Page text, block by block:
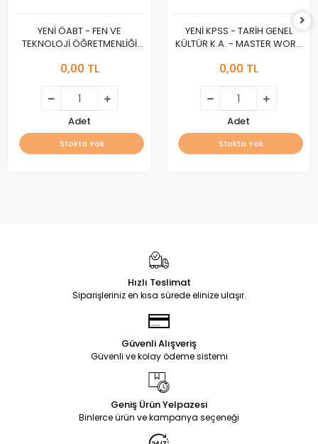
YENİ ÖABT - FEN VE
TEKNOLOJİ ÖĞRETMENLİĞİ
0,00 TL
Adet
Stokta Yok
YENİ KPSS - TARİH GENEL
KÜLTÜR K.A. - MASTER WORK
0,00 TL
Adet
Stokta Yok
Hızlı Teslimat
Siparişleriniz en kısa sürede elinize ulaşır.
Güvenli Alışveriş
Güvenli ve kolay ödeme sistemi
Geniş Ürün Yelpazesi
Binlerce ürün ve kampanya seçeneği